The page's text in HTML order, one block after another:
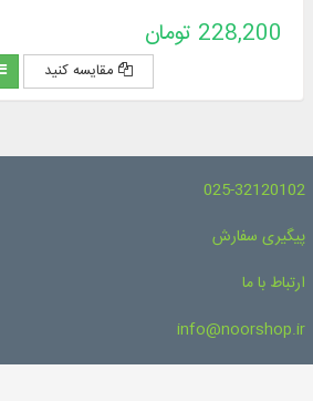
228,200 تومان
مقایسه کنید
025-32120102
پیگیری سفارش
ارتباط با ما
info@noorshop.ir